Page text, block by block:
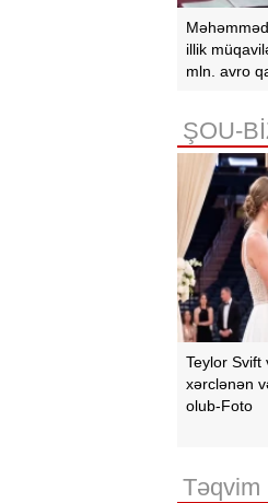
illik
mln. avro
ŞOU-
Teylor Svift
xərclənən
olub-Foto
Təqvim